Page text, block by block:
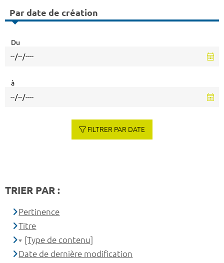
Par date de création
Du
à
FILTRER PAR DATE
TRIER PAR :
Pertinence
Titre
[Type de contenu]
Date de dernière modification